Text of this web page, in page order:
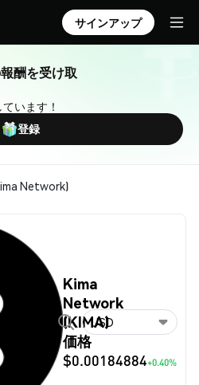
サインアップ
酬を受け取
います！
登録
Network)
Kima
Network
(KIMA)
価格
$0.00184884+0.40%
USD